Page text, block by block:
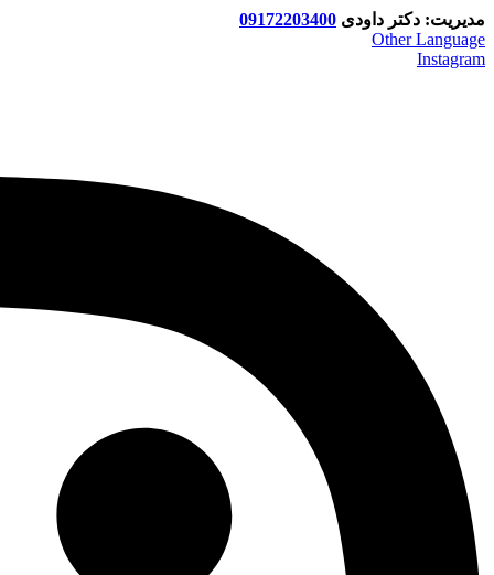
مدیریت: دکتر داودی 09172203400
Other Language
Instagram